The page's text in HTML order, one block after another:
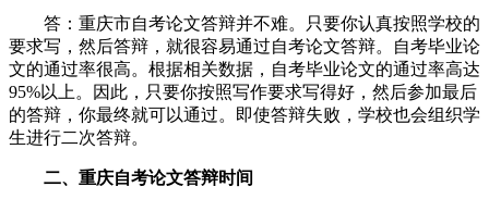
答：重庆市自考论文答辩并不难。只要你认真按照学校的
要求写，然后答辩，就很容易通过自考论文答辩。自考毕业论
文的通过率很高。根据相关数据，自考毕业论文的通过率高达
95%以上。因此，只要你按照写作要求写得好，然后参加最后
的答辩，你最终就可以通过。即使答辩失败，学校也会组织学
生进行二次答辩。
二、重庆自考论文答辩时间